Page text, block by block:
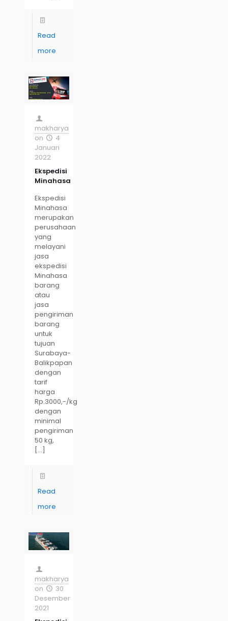
Read
more
makharya
on
4
Januari
2022
Ekspedisi
Minahasa
Ekspedisi
Minahasa
merupakan
perusahaan
yang
melayani
jasa
ekspedisi
Minahasa
barang
atau
jasa
pengiriman
barang
untuk
tujuan
Surabaya-
Balikpapan
dengan
tarif
harga
Rp.3000,-/kg
dengan
minimal
pengiriman
50 kg,
[…]
Read
more
makharya
on
30
Desember
2021